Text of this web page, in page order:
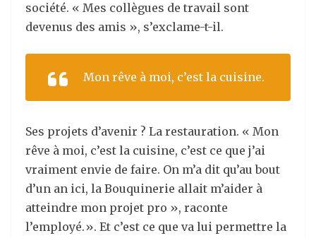
société. « Mes collègues de travail sont
devenus des amis », s’exclame-t-il.
Mon rêve à moi, c’est la cuisine.
Ses projets d’avenir ? La restauration. « Mon
rêve à moi, c’est la cuisine, c’est ce que j’ai
vraiment envie de faire. On m’a dit qu’au bout
d’un an ici, la Bouquinerie allait m’aider à
atteindre mon projet pro », raconte
l’employé.». Et c’est ce que va lui permettre la